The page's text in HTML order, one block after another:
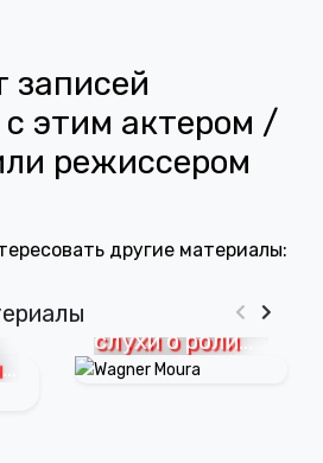
записей
этим актером /
режиссером
другие материалы:
прокомментировал
слухи о роли
Мистера